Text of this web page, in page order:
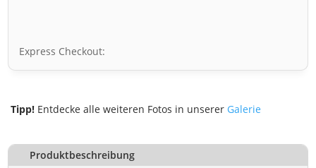
Express Checkout:
Tipp! Entdecke alle weiteren Fotos in unserer Galerie
Produktbeschreibung